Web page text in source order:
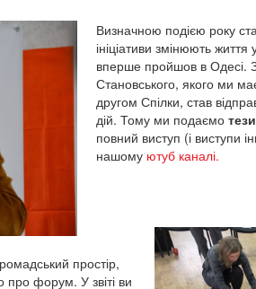
Визначною подією року
ініціативи змінюють
вперше пройшов в Одесі.
Становського, якого ми
другом Спілки, став
дій. Тому ми подаємо
повний виступ (і виступи
нашому ютуб каналі.
простір,
про форум. У звіті ви